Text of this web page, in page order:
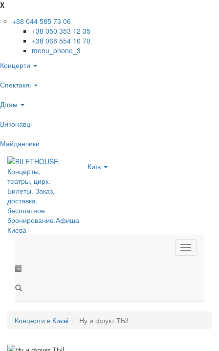
X
+38 044 585 73 06
+38 050 353 12 35
+38 068 554 10 70
menu_phone_3
Концерти
Спектаклі
Дітям
Виконавці
Майданчики
Київ
Toggle
navigation
Концерти в Києві Ну и фрукт ТЫ!